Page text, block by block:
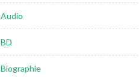
Audio
BD
Biographie